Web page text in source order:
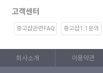
고객센터
중고샵관련FAQ 중고샵1:1문의
회사소개 이용약관